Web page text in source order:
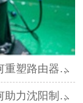
器外壳制造？
制造转型？